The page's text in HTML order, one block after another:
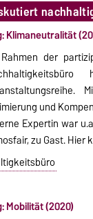
Klimaneutralität
der
und
Expertin war
zu Gast. Hier
Mobilität (2020)